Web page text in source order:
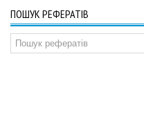
ПОШУК РЕФЕРАТІВ